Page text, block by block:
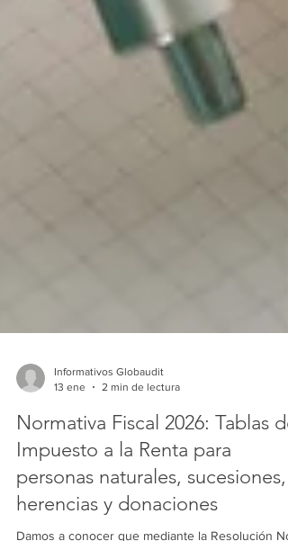
Normativa Fiscal 2026: Tablas
Impuesto a la Renta para
personas naturales, sucesiones,
herencias y donaciones